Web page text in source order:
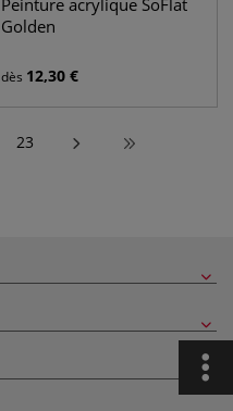
Golden
dès 12,30 €
23